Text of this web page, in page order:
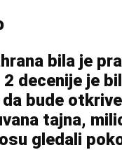
bila je
decenije je
bude
tajna,
gledali